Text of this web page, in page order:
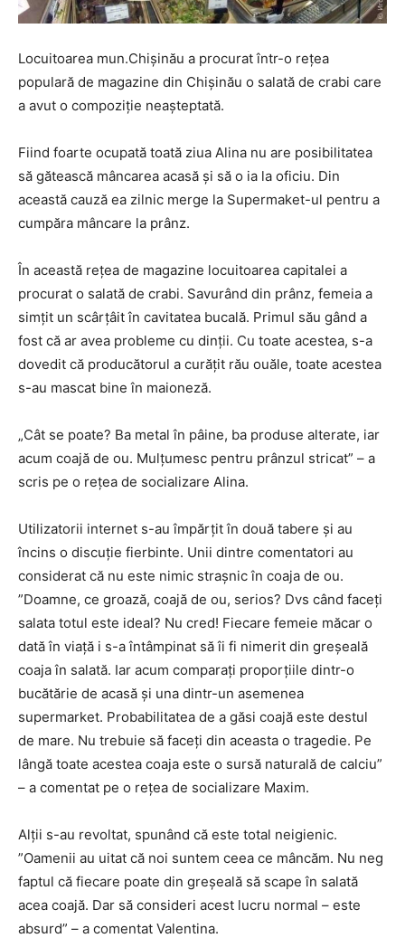
Locuitoarea mun.Chișinău a procurat într-o rețea
populară de magazine din Chișinău o salată de crabi care
a avut o compoziție neașteptată.
Fiind foarte ocupată toată ziua Alina nu are posibilitatea
să gătească mâncarea acasă și să o ia la oficiu. Din
această cauză ea zilnic merge la Supermaket-ul pentru a
cumpăra mâncare la prânz.
În această rețea de magazine locuitoarea capitalei a
procurat o salată de crabi. Savurând din prânz, femeia a
simțit un scârțâit în cavitatea bucală. Primul său gând a
fost că ar avea probleme cu dinții. Cu toate acestea, s-a
dovedit că producătorul a curățit rău ouăle, toate acestea
s-au mascat bine în maioneză.
„Cât se poate? Ba metal în pâine, ba produse alterate, iar
acum coajă de ou. Mulțumesc pentru prânzul stricat” – a
scris pe o rețea de socializare Alina.
Utilizatorii internet s-au împărțit în două tabere și au
încins o discuție fierbinte. Unii dintre comentatori au
considerat că nu este nimic strașnic în coaja de ou.
”Doamne, ce groază, coajă de ou, serios? Dvs când faceți
salata totul este ideal? Nu cred! Fiecare femeie măcar o
dată în viață i s-a întâmpinat să îi fi nimerit din greșeală
coaja în salată. Iar acum comparați proporțiile dintr-o
bucătărie de acasă și una dintr-un asemenea
supermarket. Probabilitatea de a găsi coajă este destul
de mare. Nu trebuie să faceți din aceasta o tragedie. Pe
lângă toate acestea coaja este o sursă naturală de calciu”
– a comentat pe o rețea de socializare Maxim.
Alții s-au revoltat, spunând că este total neigienic.
”Oamenii au uitat că noi suntem ceea ce mâncăm. Nu neg
faptul că fiecare poate din greșeală să scape în salată
acea coajă. Dar să consideri acest lucru normal – este
absurd” – a comentat Valentina.